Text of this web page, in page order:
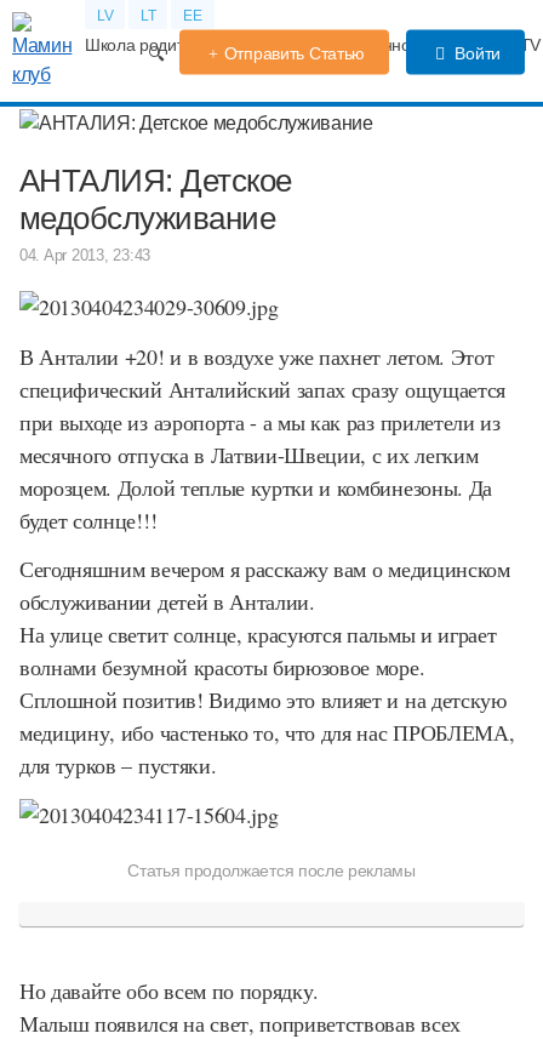
LV LT EE
Школа родителей Календарь беременности Форум
Отправить Статью Войти
АНТАЛИЯ: Детское
медобслуживание
04. Apr 2013, 23:43
В Анталии +20! и в воздухе уже пахнет летом. Этот
специфический Анталийский запах сразу ощущается
при выходе из аэропорта - а мы как раз прилетели из
месячного отпуска в Латвии-Швеции, с их легким
морозцем. Долой теплые куртки и комбинезоны. Да
будет солнце!!!
Сегодняшним вечером я расскажу вам о медицинском
обслуживании детей в Анталии.
На улице светит солнце, красуются пальмы и играет
волнами безумной красоты бирюзовое море.
Сплошной позитив! Видимо это влияет и на детскую
медицину, ибо частенько то, что для нас ПРОБЛЕМА,
для турков – пустяки.
Статья продолжается после рекламы
Но давайте обо всем по порядку.
Малыш появился на свет, поприветствовав всех